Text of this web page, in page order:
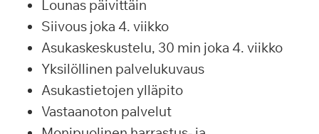
Lounas päivittäin
Siivous joka 4. viikko
Asukaskeskustelu, 30 min joka 4. viikko
Yksilöllinen palvelukuvaus
Asukastietojen ylläpito
Vastaanoton palvelut